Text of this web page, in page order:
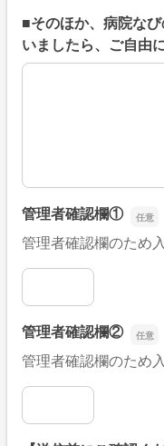
■そのほか、病院な
いましたら、ご自由
■そのほか、病院な
管理者確認欄①
管理者確認欄のため
管理者確認欄①
管理者確認欄②
管理者確認欄のため
管理者確認欄②